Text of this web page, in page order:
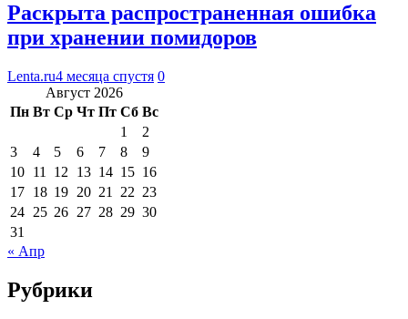
Раскрыта распространенная ошибка
при хранении помидоров
Lenta.ru4 месяца спустя 0
Август 2026
Пн Вт Ср Чт Пт Сб Вс
1
2
3
4 5 6 7 8
9
10 11 12 13 14 15 16
17 18 19 20 21 22 23
24 25 26 27 28 29 30
31
« Апр
Рубрики